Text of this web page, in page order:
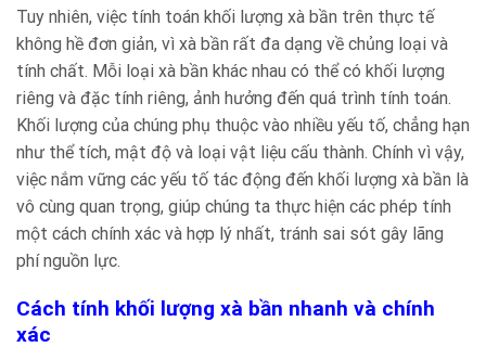
Tuy nhiên, việc tính toán khối lượng xà bần trên thực tế
không hề đơn giản, vì xà bần rất đa dạng về chủng loại và
tính chất. Mỗi loại xà bần khác nhau có thể có khối lượng
riêng và đặc tính riêng, ảnh hưởng đến quá trình tính toán.
Khối lượng của chúng phụ thuộc vào nhiều yếu tố, chẳng hạn
như thể tích, mật độ và loại vật liệu cấu thành. Chính vì vậy,
việc nắm vững các yếu tố tác động đến khối lượng xà bần là
vô cùng quan trọng, giúp chúng ta thực hiện các phép tính
một cách chính xác và hợp lý nhất, tránh sai sót gây lãng
phí nguồn lực.
Cách tính khối lượng xà bần nhanh và chính
xác